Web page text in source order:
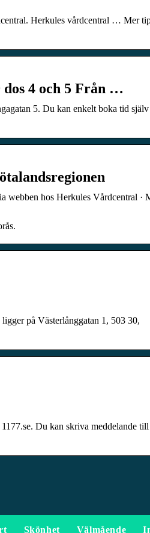
Herkules vårdcentral … Mer
4 och 5 Från …
5. Du kan enkelt boka tid själv
webben hos Herkules Vårdcentral ·
på Västerlånggatan 1, 503 30,
Du kan skriva meddelande till
Skönhet Välmående